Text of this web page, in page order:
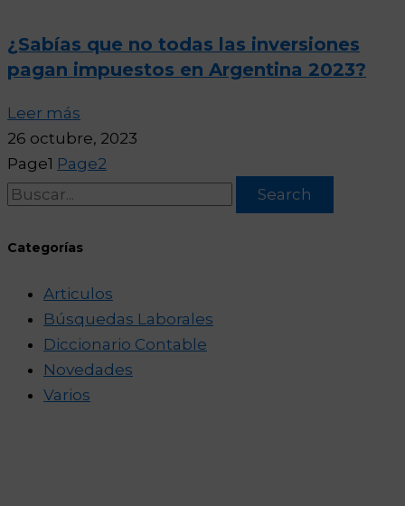
¿Sabías que no todas las inversiones
pagan impuestos en Argentina 2023?
Leer más
26 octubre, 2023
Page1 Page2
Search
Categorías
Articulos
Búsquedas Laborales
Diccionario Contable
Novedades
Varios